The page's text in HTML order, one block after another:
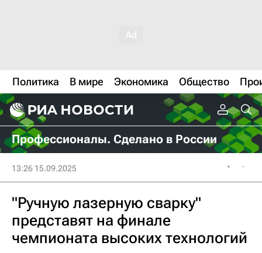
Политика В мире Экономика Общество
Профессионалы. Сделано в России
13:26 15.09.2025
"Ручную лазерную сварку"
представят на финале
чемпионата высоких технологий